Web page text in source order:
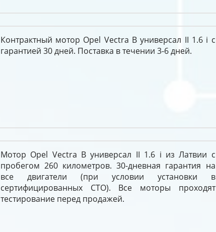
Контрактный мотор Opel Vectra B универсал II 1.6 i c
гарантией 30 дней. Поставка в течении 3-6 дней.
Мотор Opel Vectra B универсал II 1.6 i из Латвии с
пробегом 260 километров. 30-дневная гарантия на
все двигатели (при условии установки в
сертифицированных СТО). Все моторы проходят
тестирование перед продажей.